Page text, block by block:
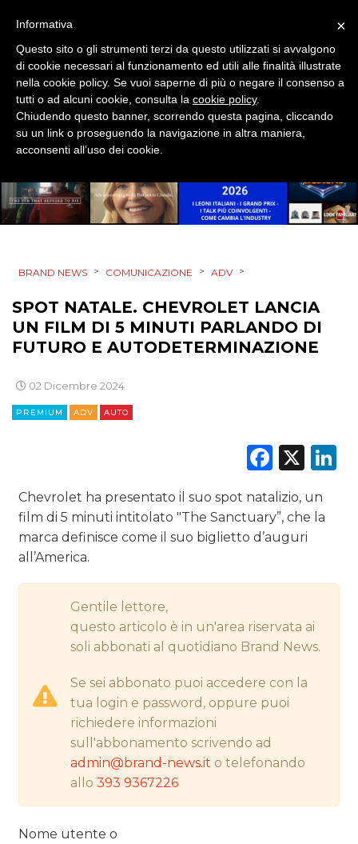
MOBILE
PROMOZIONI
PRODOTTI
PUNTI VENDITA
CSR
CINEMA
DIGITALE
EDITORIA
RADIO / AUDIO
RICERCHE
PREVISIONI/SCENARI
NORMATIVE
CASE HISTORY
BRAND NEWS > COMUNICAZIONE > ADV >
SPOT NATALE. CHEVROLET LANCIA
UN FILM DI 5 MINUTI PARLANDO DI
FUTURO E AUTODETERMINAZIONE
02 Dicembre 2024
PREMIUM ADV AUTO
X
Chevrolet ha presentato il suo spot natalizio, un
film di 5 minuti intitolato "The Sanctuary”, che la
marca definisce come il suo biglietto d’auguri
all’America.
Gentile lettore,
questo articolo è in un'area riservata ai
soli abbonati al quotidiano Brand News.
Se sei abbonato puoi accedere con la
tua login e password, oppure puoi
richiedere informazioni
sull'abbonamento scrivendo ad
admin@brand-news.it o telefonando
allo393 9367226
Nome utente o
×
Informativa
Questo sito o gli strumenti terzi da questo utilizzati si avvalgono
di cookie necessari al funzionamento ed utili alle finalità illustrate
nella cookie policy. Se vuoi saperne di più o negare il consenso a
tutti o ad alcuni cookie, consulta la cookie policy.
Chiudendo questo banner, scorrendo questa pagina, cliccando
su un link o proseguendo la navigazione in altra maniera,
acconsenti all’uso dei cookie.